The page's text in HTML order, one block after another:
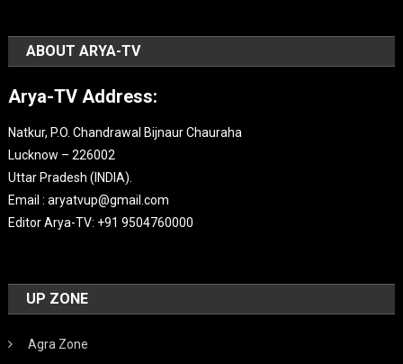
ABOUT ARYA-TV
Arya-TV Address:
Natkur, P.O. Chandrawal Bijnaur Chauraha
Lucknow – 226002
Uttar Pradesh (INDIA).
Email : aryatvup@gmail.com
Editor Arya-TV: +91 9504760000
UP ZONE
Agra Zone